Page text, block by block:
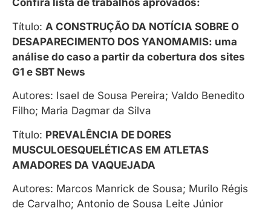
Confira lista de trabalhos aprovados:
Título: A CONSTRUÇÃO DA NOTÍCIA SOBRE O
DESAPARECIMENTO DOS YANOMAMIS: uma
análise do caso a partir da cobertura dos sites
G1 e SBT News
Autores: Isael de Sousa Pereira; Valdo Benedito
Filho; Maria Dagmar da Silva
Título: PREVALÊNCIA DE DORES
MUSCULOESQUELÉTICAS EM ATLETAS
AMADORES DA VAQUEJADA
Autores: Marcos Manrick de Sousa; Murilo Régis
de Carvalho; Antonio de Sousa Leite Júnior